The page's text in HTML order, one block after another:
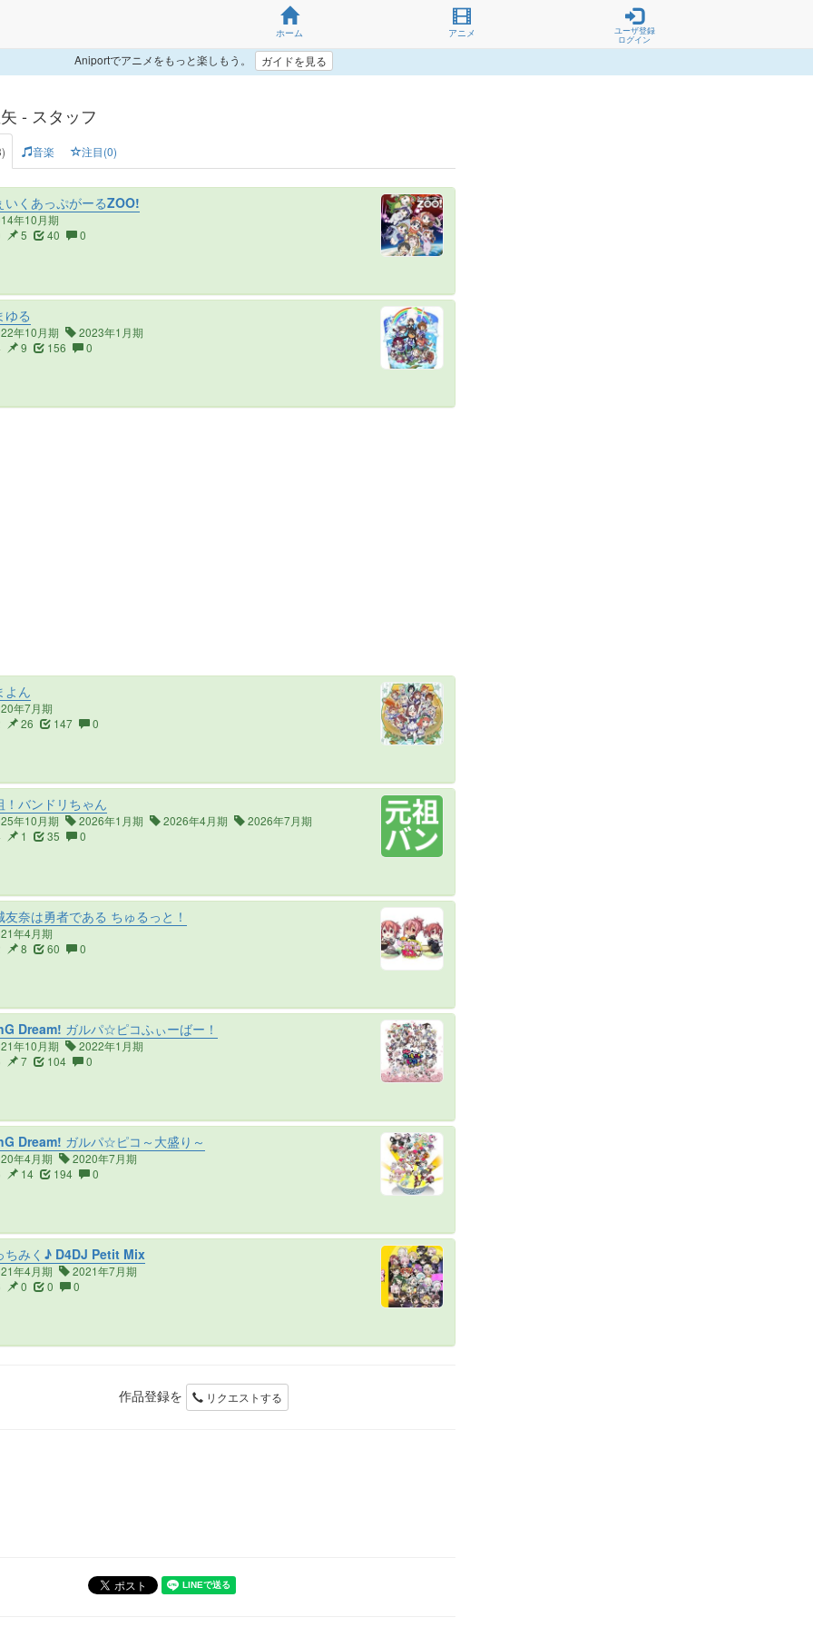
ホーム アニメ
ユーザ登録
ログイン
Aniportでアニメをもっと楽しもう。 ガイドを見る
- スタッフ
音楽 注目(0)
くあっぷがーるZOO!
年10月期
5 40 0
る
年10月期
2023年1月期
9 156 0
ん
年7月期
26 147 0
バンドリちゃん
年10月期 2026年1月期 2026年4月期
2026年7月期
1 35 0
奈は勇者である ちゅるっと！
年4月期
8 60 0
Dream! ガルパ☆ピコふぃーばー！
年10月期
2022年1月期
7 104 0
Dream! ガルパ☆ピコ～大盛り～
年4月期
2020年7月期
14 194 0
みく♪ D4DJ Petit Mix
年4月期
2021年7月期
0 0 0
作品登録を リクエストする